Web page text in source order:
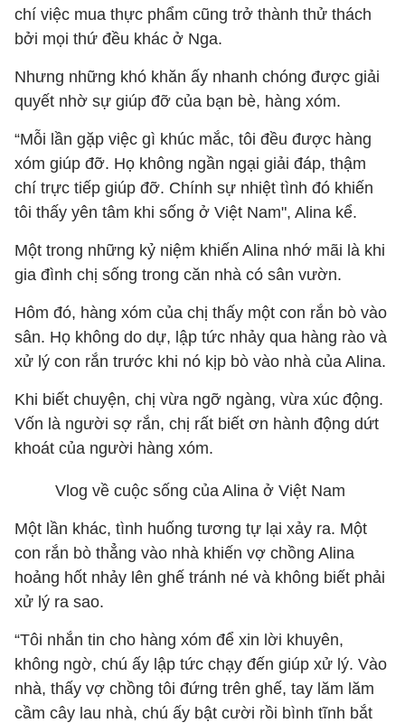
chí việc mua thực phẩm cũng trở thành thử thách
bởi mọi thứ đều khác ở Nga.
Nhưng những khó khăn ấy nhanh chóng được giải
quyết nhờ sự giúp đỡ của bạn bè, hàng xóm.
“Mỗi lần gặp việc gì khúc mắc, tôi đều được hàng
xóm giúp đỡ. Họ không ngần ngại giải đáp, thậm
chí trực tiếp giúp đỡ. Chính sự nhiệt tình đó khiến
tôi thấy yên tâm khi sống ở Việt Nam", Alina kể.
Một trong những kỷ niệm khiến Alina nhớ mãi là khi
gia đình chị sống trong căn nhà có sân vườn.
Hôm đó, hàng xóm của chị thấy một con rắn bò vào
sân. Họ không do dự, lập tức nhảy qua hàng rào và
xử lý con rắn trước khi nó kịp bò vào nhà của Alina.
Khi biết chuyện, chị vừa ngỡ ngàng, vừa xúc động.
Vốn là người sợ rắn, chị rất biết ơn hành động dứt
khoát của người hàng xóm.
Vlog về cuộc sống của Alina ở Việt Nam
Một lần khác, tình huống tương tự lại xảy ra. Một
con rắn bò thẳng vào nhà khiến vợ chồng Alina
hoảng hốt nhảy lên ghế tránh né và không biết phải
xử lý ra sao.
“Tôi nhắn tin cho hàng xóm để xin lời khuyên,
không ngờ, chú ấy lập tức chạy đến giúp xử lý. Vào
nhà, thấy vợ chồng tôi đứng trên ghế, tay lăm lăm
cầm cây lau nhà, chú ấy bật cười rồi bình tĩnh bắt